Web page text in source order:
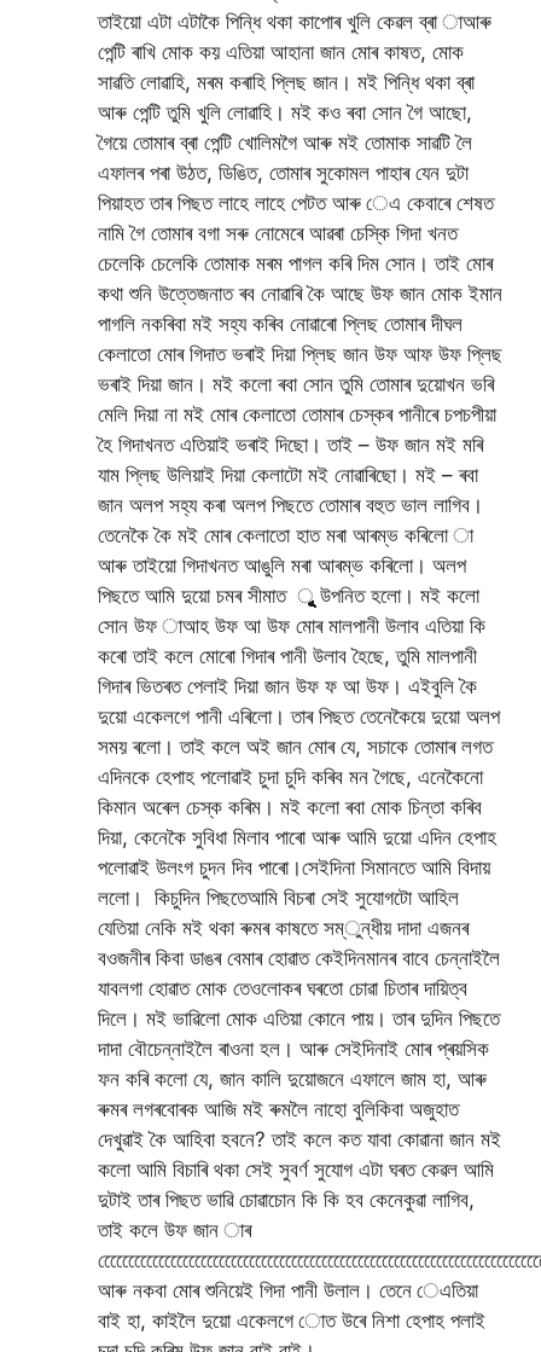
তাইয়ো এটা এটাকৈ পিন্ধি থকা কাপোৰ খুলি কেৱল ব্ৰা াআৰু
পেন্টি ৰাখি মোক কয় এতিয়া আহানা জান মোৰ কাষত, মোক
সাৱতি লোৱাহি, মৰম কৰাহি প্লিছ জান। মই পিন্ধি থকা ব্ৰা
আৰু পেন্টি তুমি খুলি লোৱাহি। মই কও ৰবা সোন গৈ আছো,
গৈয়ে তোমাৰ ব্ৰা পেন্টি খোলিমগৈ আৰু মই তোমাক সাৱটি লৈ
এফালৰ পৰা উঠত, ডিঙিত, তোমাৰ সুকোমল পাহাৰ যেন দুটা
পিয়াহত তাৰ পিছত লাহে লাহে পেটত আৰু েএ কেবাৰে শেষত
নামি গৈ তোমাৰ বগা সৰু নোমেৰে আৱৰা চেস্কি গিদা খনত
চেলেকি চেলেকি তোমাক মৰম পাগল কৰি দিম সোন। তাই মোৰ
কথা শুনি উত্তেজনাত ৰব নোৱাৰি কৈ আছে উফ জান মোক ইমান
পাগলি নকৰিবা মই সহ্য কৰিব নোৱাৰো প্লিছ তোমাৰ দীঘল
কেলাতো মোৰ গিদাত ভৰাই দিয়া প্লিছ জান উফ আফ উফ প্লিছ
ভৰাই দিয়া জান। মই কলো ৰবা সোন তুমি তোমাৰ দুয়োখন ভৰি
মেলি দিয়া না মই মোৰ কেলাতো তোমাৰ চেস্কৰ পানীৰে চপচপীয়া
হৈ গিদাখনত এতিয়াই ভৰাই দিছো। তাই – উফ জান মই মৰি
যাম প্লিছ উলিয়াই দিয়া কেলাটো মই নোৱাৰিছো। মই – ৰবা
জান অলপ সহ্য কৰা অলপ পিছতে তোমাৰ বহুত ভাল লাগিব।
তেনেকৈ কৈ মই মোৰ কেলাতো হাত মৰা আৰম্ভ কৰিলো া
আৰু তাইয়ো গিদাখনত আঙুলি মৰা আৰম্ভ কৰিলো। অলপ
পিছতে আমি দুয়ো চমৰ সীমাত ুুুুুুুুুুুুুুুুুুুুুুুুুুুুুুুুুুুুুুুুুুুুুুুুুুুুুুুুুুুুুুুুুুুুুুুুুুুুুুুুুুুুুুুুুুুুুুুুুুুুুুুুুুুুুুুুুুুুুুুুুুুুুুুুুুুুুুুুুুুুুুুুুুুুুুুুুুুুুুুুুুুুুুুুুুুুুুুুুুুুুুুুুুুুুুুুুুুুুুুুুুুুুুুুুুুুুুুুুুুুুুুুুুুুুুুুুুুুুুুুুুুুুুুুুুুুুুুুুুুুুুুুুুুুুুুুুুুুুুুুুুুুুুুুুুুুুুুুুুুুুুু উপনিত হলো। মই কলো
সোন উফ াআহ উফ আ উফ মোৰ মালপানী উলাব এতিয়া কি
কৰো তাই কলে মোৰো গিদাৰ পানী উলাব হৈছে, তুমি মালপানী
গিদাৰ ভিতৰত পেলাই দিয়া জান উফ ফ আ উফ। এইবুলি কৈ
দুয়ো একেলগে পানী এৰিলো। তাৰ পিছত তেনেকৈয়ে দুয়ো অলপ
সময় ৰলো। তাই কলে অই জান মোৰ যে, সচাকে তোমাৰ লগত
এদিনকে হেপাহ পলোৱাই চুদা চুদি কৰিব মন গৈছে, এনেকৈনো
কিমান অৰেল চেস্ক কৰিম। মই কলো ৰবা মোক চিন্তা কৰিব
দিয়া, কেনেকৈ সুবিধা মিলাব পাৰো আৰু আমি দুয়ো এদিন হেপাহ
পলোৱাই উলংগ চুদন দিব পাৰো।সেইদিনা সিমানতে আমি বিদায়
ললো। কিচুদিন পিছতেআমি বিচৰা সেই সুযোগটো আহিল
যেতিয়া নেকি মই থকা ৰুমৰ কাষতে সম্ুন্ধীয় দাদা এজনৰ
বওজনীৰ কিবা ডাঙৰ বেমাৰ হোৱাত কেইদিনমানৰ বাবে চেন্নাইলৈ
যাবলগা হোৱাত মোক তেওলোকৰ ঘৰতো চোৱা চিতাৰ দায়িত্ব
দিলে। মই ভাৱিলো মোক এতিয়া কোনে পায়। তাৰ দুদিন পিছতে
দাদা বৌচেন্নাইলৈ ৰাওনা হল। আৰু সেইদিনাই মোৰ প্ৰয়সিক
ফন কৰি কলো যে, জান কালি দুয়োজনে এফালে জাম হা, আৰু
ৰুমৰ লগৰবোৰক আজি মই ৰুমলৈ নাহো বুলিকিবা অজুহাত
দেখুৱাই কৈ আহিবা হবনে? তাই কলে কত যাবা কোৱানা জান মই
কলো আমি বিচাৰি থকা সেই সুবৰ্ণ সুযোগ এটা ঘৰত কেৱল আমি
দুটাই তাৰ পিছত ভাৱি চোৱাচোন কি কি হব কেনেকুৱা লাগিব,
তাই কলে উফ জান াৰ
আৰু নকবা মোৰ শুনিয়েই গিদা পানী উলাল। তেনে েএতিয়া
বাই হা, কাইলৈ দুয়ো একেলগে োত উৰে নিশা হেপাহ পলাই